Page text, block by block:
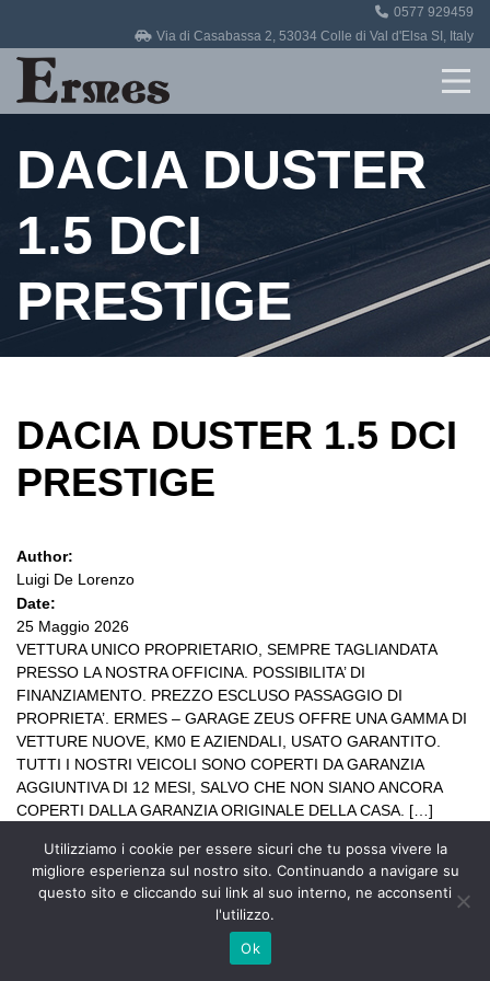
0577 929459
Via di Casabassa 2, 53034 Colle di Val d'Elsa SI, Italy
Revisioni
Officina
DACIA DUSTER
1.5 DCI
PRESTIGE
DACIA DUSTER 1.5 DCI
PRESTIGE
Author:
Luigi De Lorenzo
Date:
25 Maggio 2026
VETTURA UNICO PROPRIETARIO, SEMPRE TAGLIANDATA
PRESSO LA NOSTRA OFFICINA. POSSIBILITA’ DI
FINANZIAMENTO. PREZZO ESCLUSO PASSAGGIO DI
PROPRIETA’. ERMES – GARAGE ZEUS OFFRE UNA GAMMA DI
VETTURE NUOVE, KM0 E AZIENDALI, USATO GARANTITO.
TUTTI I NOSTRI VEICOLI SONO COPERTI DA GARANZIA
AGGIUNTIVA DI 12 MESI, SALVO CHE NON SIANO ANCORA
COPERTI DALLA GARANZIA ORIGINALE DELLA CASA. […]
Utilizziamo i cookie per essere sicuri che tu possa vivere la
migliore esperienza sul nostro sito. Continuando a navigare su
questo sito e cliccando sui link al suo interno, ne acconsenti
l'utilizzo.
Ok